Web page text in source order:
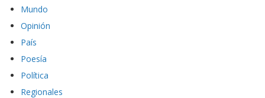
Mundo
Opinión
País
Poesía
Política
Regionales